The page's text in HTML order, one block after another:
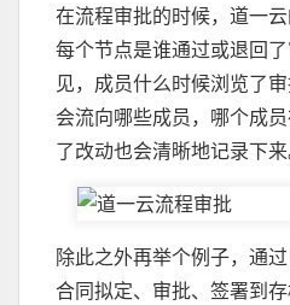
在流程审批的时候，道一
每个节点是谁通过或退回
见，成员什么时候浏览了
会流向哪些成员，哪个成
了改动也会清晰地记录下来
除此之外再举个例子，通
合同拟定、审批、签署到